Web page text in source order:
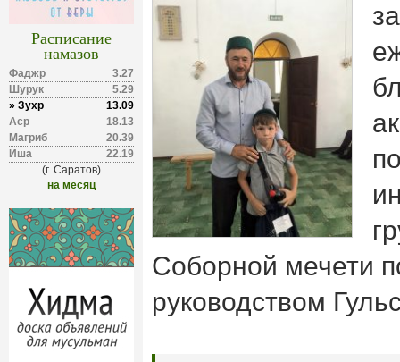
Расписание
намазов
Фаджр
3.27
Шурук
5.29
» Зухр
13.09
Аср
18.13
Магриб
20.39
Иша
22.19
(г. Саратов)
на месяц
Соборной мечети
руководством